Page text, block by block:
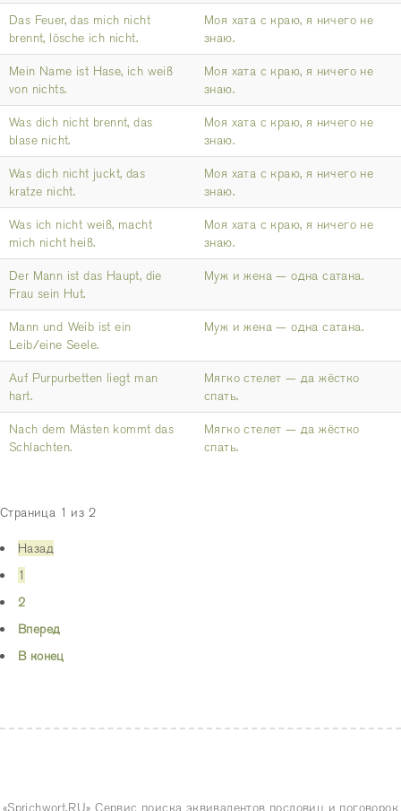
Das Feuer, das mich nicht
brennt, lösche ich nicht.
Моя хата с краю, я ничего не
знаю.
Mein Name ist Hase, ich weiß
von nichts.
Моя хата с краю, я ничего не
знаю.
Was dich nicht brennt, das
blase nicht.
Моя хата с краю, я ничего не
знаю.
Was dich nicht juckt, das
kratze nicht.
Моя хата с краю, я ничего не
знаю.
Was ich nicht weiß, macht
mich nicht heiß.
Моя хата с краю, я ничего не
знаю.
Der Mann ist das Haupt, die
Frau sein Hut.
Муж и жена — одна сатана.
Mann und Weib ist ein
Leib/eine Seele.
Муж и жена — одна сатана.
Auf Purpurbetten liegt man
hart.
Мягко стелет — да жёстко
спать.
Nach dem Mästen kommt das
Schlachten.
Мягко стелет — да жёстко
спать.
Страница 1 из 2
Назад
1
2
Вперед
В конец
«Sprichwort.RU» Сервис поиска эквивалентов пословиц и поговорок